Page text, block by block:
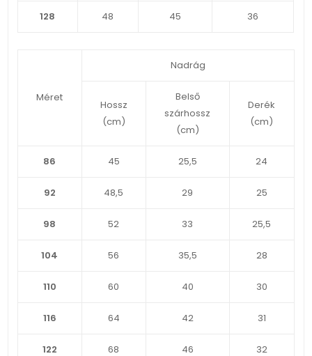
128 48 45 36
Méret
Nadrág
Hossz
(cm)
Belső
szárhossz
(cm)
Derék
(cm)
86 45 25,5 24
92 48,5 29 25
98 52 33 25,5
104 56 35,5 28
110 60 40 30
116 64 42 31
122 68 46 32